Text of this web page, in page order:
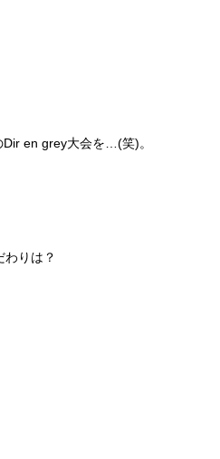
en grey大会を…(笑)。
りは？